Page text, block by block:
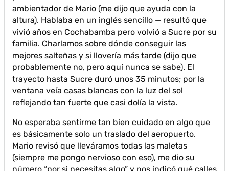
ambientador de Mario (me dijo que ayuda con la
altura). Hablaba en un inglés sencillo — resultó que
vivió años en Cochabamba pero volvió a Sucre por su
familia. Charlamos sobre dónde conseguir las
mejores salteñas y si llovería más tarde (dijo que
probablemente no, pero aquí nunca se sabe). El
trayecto hasta Sucre duró unos 35 minutos; por la
ventana veía casas blancas con la luz del sol
reflejando tan fuerte que casi dolía la vista.
No esperaba sentirme tan bien cuidado en algo que
es básicamente solo un traslado del aeropuerto.
Mario revisó que lleváramos todas las maletas
(siempre me pongo nervioso con eso), me dio su